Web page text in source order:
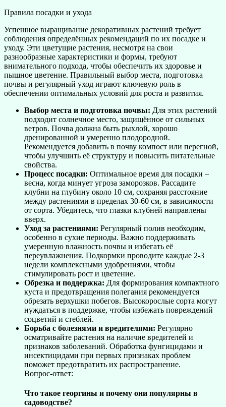
Правила посадки и ухода
Успешное выращивание декоративных растений требует
соблюдения определённых рекомендаций по их посадке и
уходу. Эти цветущие растения, несмотря на свои
разнообразные характеристики и формы, требуют
внимательного подхода, чтобы обеспечить их здоровье и
пышное цветение. Правильный выбор места, подготовка
почвы и регулярный уход играют ключевую роль в
обеспечении оптимальных условий для роста и развития.
Выбор места и подготовка почвы: Для этих растений
подходит солнечное место, защищённое от сильных
ветров. Почва должна быть рыхлой, хорошо
дренированной и умеренно плодородной.
Рекомендуется добавить в почву компост или перегной,
чтобы улучшить её структуру и повысить питательные
свойства.
Процесс посадки: Оптимальное время для посадки –
весна, когда минует угроза заморозков. Рассадите
клубни на глубину около 10 см, сохраняя расстояние
между растениями в пределах 30-60 см, в зависимости
от сорта. Убедитесь, что глазки клубней направлены
вверх.
Уход за растениями: Регулярный полив необходим,
особенно в сухие периоды. Важно поддерживать
умеренную влажность почвы и избегать её
переувлажнения. Подкормки проводите каждые 2-3
недели комплексными удобрениями, чтобы
стимулировать рост и цветение.
Обрезка и поддержка: Для формирования компактного
куста и предотвращения полегания рекомендуется
обрезать верхушки побегов. Высокорослые сорта могут
нуждаться в поддержке, чтобы избежать повреждений
соцветий и стеблей.
Борьба с болезнями и вредителями: Регулярно
осматривайте растения на наличие вредителей и
признаков заболеваний. Обработка фунгицидами и
инсектицидами при первых признаках проблем
поможет предотвратить их распространение.
Вопрос-ответ:
Что такое георгины и почему они популярны в
садоводстве?